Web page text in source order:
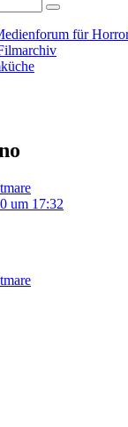
für
um 17:32